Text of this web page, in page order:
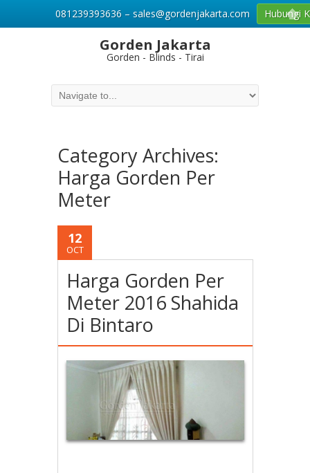
Gorden Jakarta
Gorden - Blinds - Tirai
Category Archives:
Harga Gorden Per
Meter
12
OCT
Harga Gorden Per
Meter 2016 Shahida
Di Bintaro
081239393636 – sales@gordenjakarta.com Hubungi